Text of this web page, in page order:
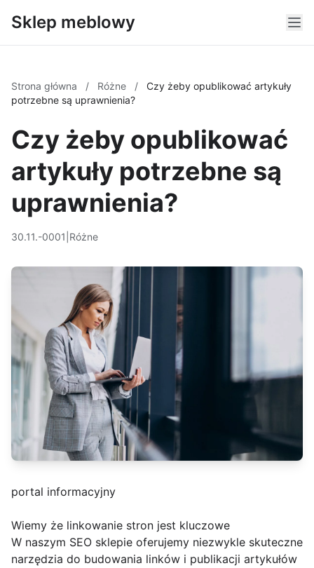
Sklep meblowy
Strona główna / Różne /
Czy żeby opublikować artykuły
potrzebne są uprawnienia?
Czy żeby opublikować
artykuły potrzebne są
uprawnienia?
30.11.-0001 Różne
portal informacyjny
Wiemy że linkowanie stron jest kluczowe
W naszym SEO sklepie oferujemy niezwykle skuteczne
narzędzia do budowania linków i publikacji artykułów